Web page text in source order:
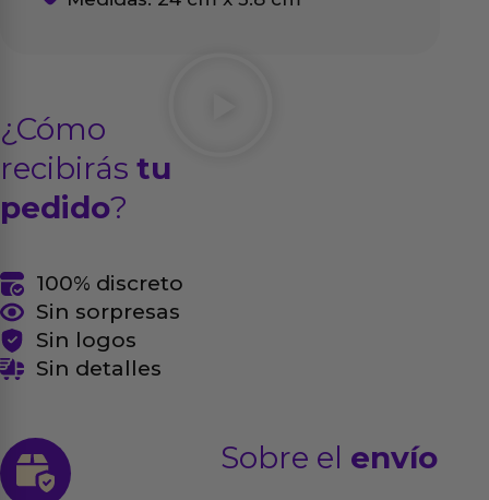
¿Cómo
recibirás tu
pedido?
100% discreto
Sin sorpresas
Sin logos
Sin detalles
Sobre el envío